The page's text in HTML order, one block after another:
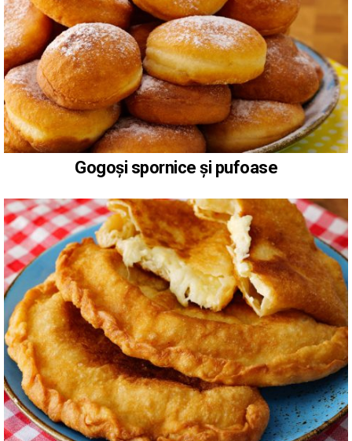
Gogoși spornice și pufoase